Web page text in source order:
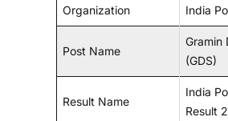
Organization India
Post Name
Gramin
(GDS)
Result Name
India
Result